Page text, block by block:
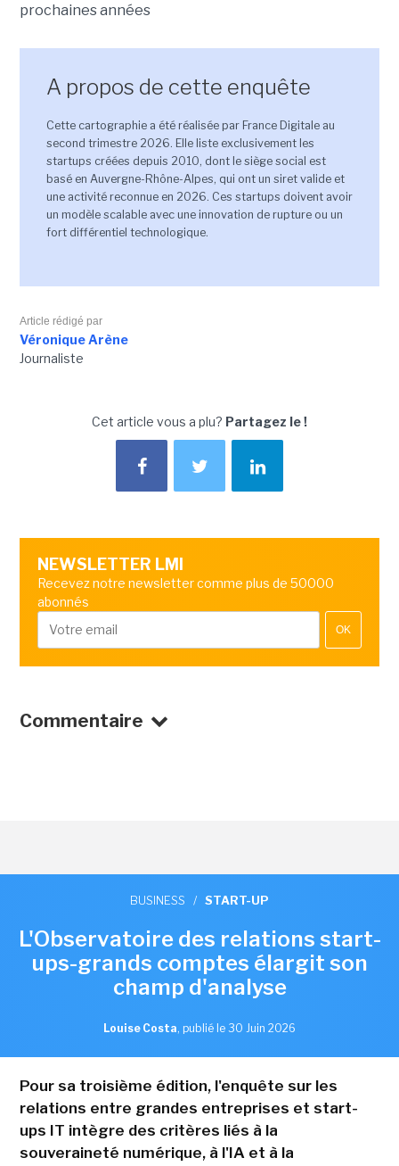
prochaines années
A propos de cette enquête
Cette cartographie a été réalisée par France Digitale au
second trimestre 2026. Elle liste exclusivement les
startups créées depuis 2010, dont le siège social est
basé en Auvergne-Rhône-Alpes, qui ont un siret valide et
une activité reconnue en 2026. Ces startups doivent avoir
un modèle scalable avec une innovation de rupture ou un
fort différentiel technologique.
Article rédigé par
Véronique Arène
Journaliste
Cet article vous a plu? Partagez le !
NEWSLETTER LMI
Recevez notre newsletter comme plus de 50000
abonnés
OK
Commentaire
BUSINESS / START-UP
L'Observatoire des relations start-
ups-grands comptes élargit son
champ d'analyse
Louise Costa, publié le 30 Juin 2026
Pour sa troisième édition, l'enquête sur les
relations entre grandes entreprises et start-
ups IT intègre des critères liés à la
souveraineté numérique, à l'IA et à la